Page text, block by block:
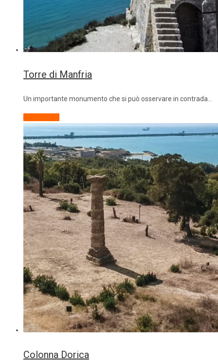
Torre di Manfria
Un importante monumento che si può osservare in contrada…
Colonna Dorica